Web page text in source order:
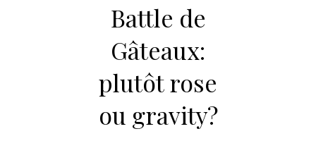
Battle de
Gâteaux:
plutôt rose
ou gravity?